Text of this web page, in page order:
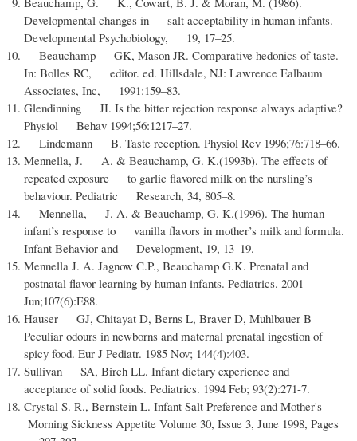
Developmental changes in salt acceptability in human infants.
Developmental Psychobiology, 19, 17–25.
Beauchamp GK, Mason JR. Comparative hedonics of taste.
In: Bolles RC, editor. ed. Hillsdale, NJ: Lawrence Ealbaum
Associates, Inc, 1991:159–83.
Glendinning JI. Is the bitter rejection response always adaptive?
Physiol Behav 1994;56:1217–27.
Lindemann B. Taste reception. Physiol Rev 1996;76:718–66.
Mennella, J. A. & Beauchamp, G. K.(1993b). The effects of
repeated exposure to garlic flavored milk on the nursling’s
behaviour. Pediatric Research, 34, 805–8.
Mennella, J. A. & Beauchamp, G. K.(1996). The human
infant’s response to vanilla flavors in mother’s milk and formula.
Infant Behavior and Development, 19, 13–19.
Mennella J. A. Jagnow C.P., Beauchamp G.K. Prenatal and
postnatal flavor learning by human infants. Pediatrics. 2001
Jun;107(6):E88.
Hauser GJ, Chitayat D, Berns L, Braver D, Muhlbauer B
Peculiar odours in newborns and maternal prenatal ingestion of
spicy food. Eur J Pediatr. 1985 Nov; 144(4):403.
Sullivan SA, Birch LL. Infant dietary experience and
acceptance of solid foods. Pediatrics. 1994 Feb; 93(2):271-7.
Crystal S. R., Bernstein L. Infant Salt Preference and Mother's
Morning Sickness Appetite Volume 30, Issue 3, June 1998, Pages